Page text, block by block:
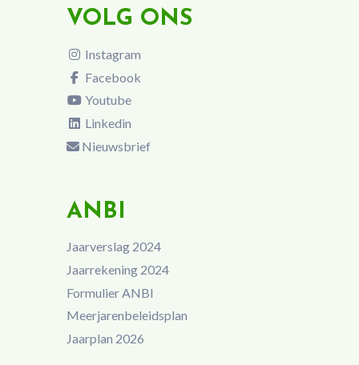
VOLG ONS
Instagram
Facebook
Youtube
Linkedin
Nieuwsbrief
ANBI
Jaarverslag 2024
Jaarrekening 2024
Formulier ANBI
Meerjarenbeleidsplan
Jaarplan 2026